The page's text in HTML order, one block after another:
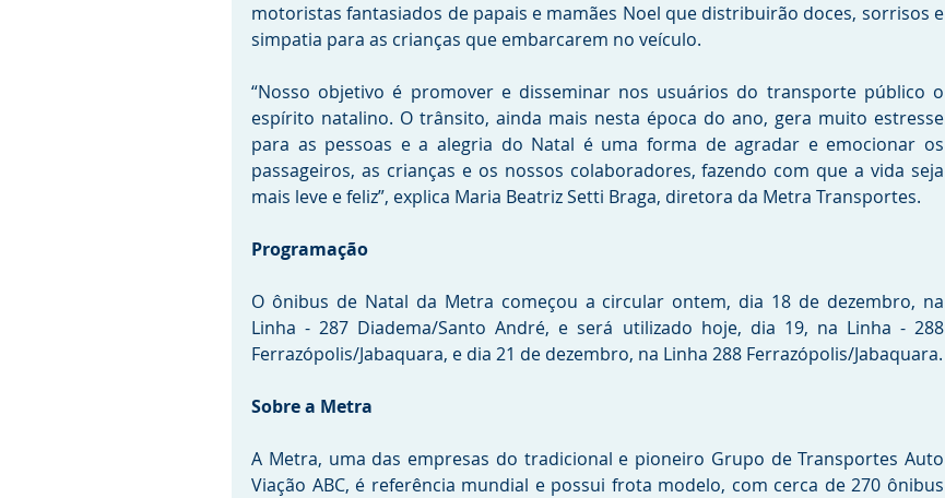
motoristas fantasiados de papais e mamães Noel que distribuirão doces, sorrisos e
simpatia para as crianças que embarcarem no veículo.
“Nosso objetivo é promover e disseminar nos usuários do transporte público o
espírito natalino. O trânsito, ainda mais nesta época do ano, gera muito estresse
para as pessoas e a alegria do Natal é uma forma de agradar e emocionar os
passageiros, as crianças e os nossos colaboradores, fazendo com que a vida seja
mais leve e feliz”, explica Maria Beatriz Setti Braga, diretora da Metra Transportes.
Programação
O ônibus de Natal da Metra começou a circular ontem, dia 18 de dezembro, na
Linha - 287 Diadema/Santo André, e será utilizado hoje, dia 19, na Linha - 288
Ferrazópolis/Jabaquara, e dia 21 de dezembro, na Linha 288 Ferrazópolis/Jabaquara.
Sobre a Metra
A Metra, uma das empresas do tradicional e pioneiro Grupo de Transportes Auto
Viação ABC, é referência mundial e possui frota modelo, com cerca de 270 ônibus